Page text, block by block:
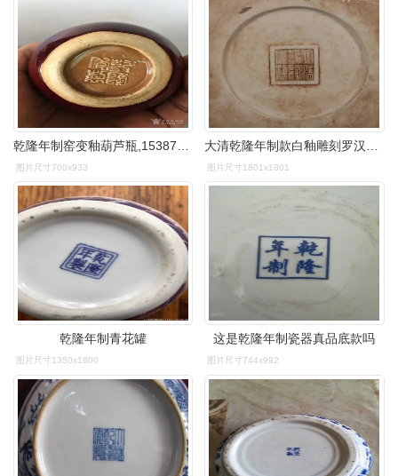
图片尺寸700x933 图片尺寸1801x1801
乾隆年制青花罐
图片尺寸1350x1800
这是乾隆年制瓷器真品底款吗
图片尺寸744x992